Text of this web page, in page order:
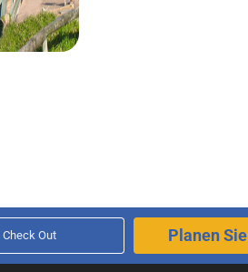
Check Out Planen Sie